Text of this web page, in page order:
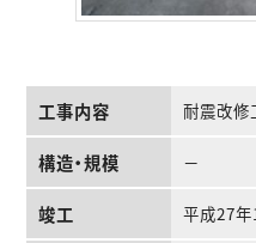
工事内容 耐震改修
構造・規模 －
竣工 平成27年